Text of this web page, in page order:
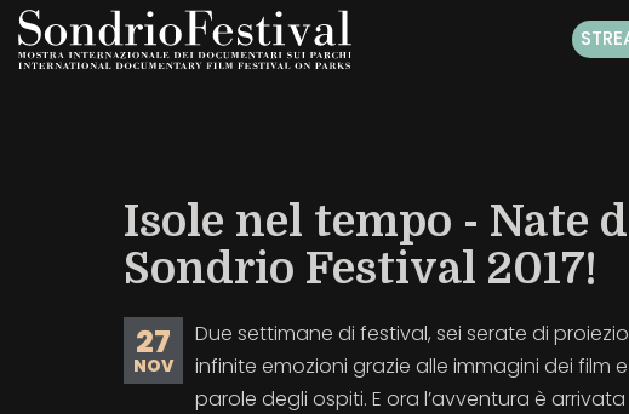
Salta
Isole nel tempo - Nate
Sondrio Festival 2017!
27
NOV
Due settimane di festival, sei serate di
infinite emozioni grazie alle immagini dei film
parole degli ospiti. E ora l’avventura è arrivata